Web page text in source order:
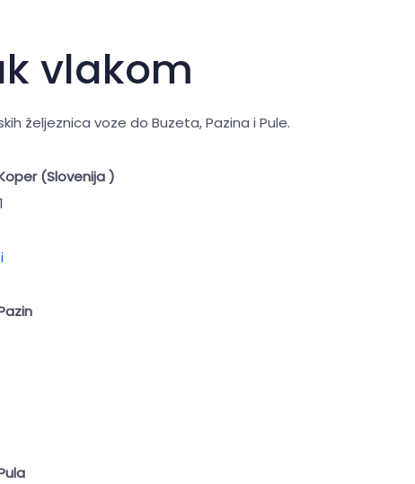
vlakom
željeznica voze do Buzeta, Pazina i Pule.
(Slovenija )